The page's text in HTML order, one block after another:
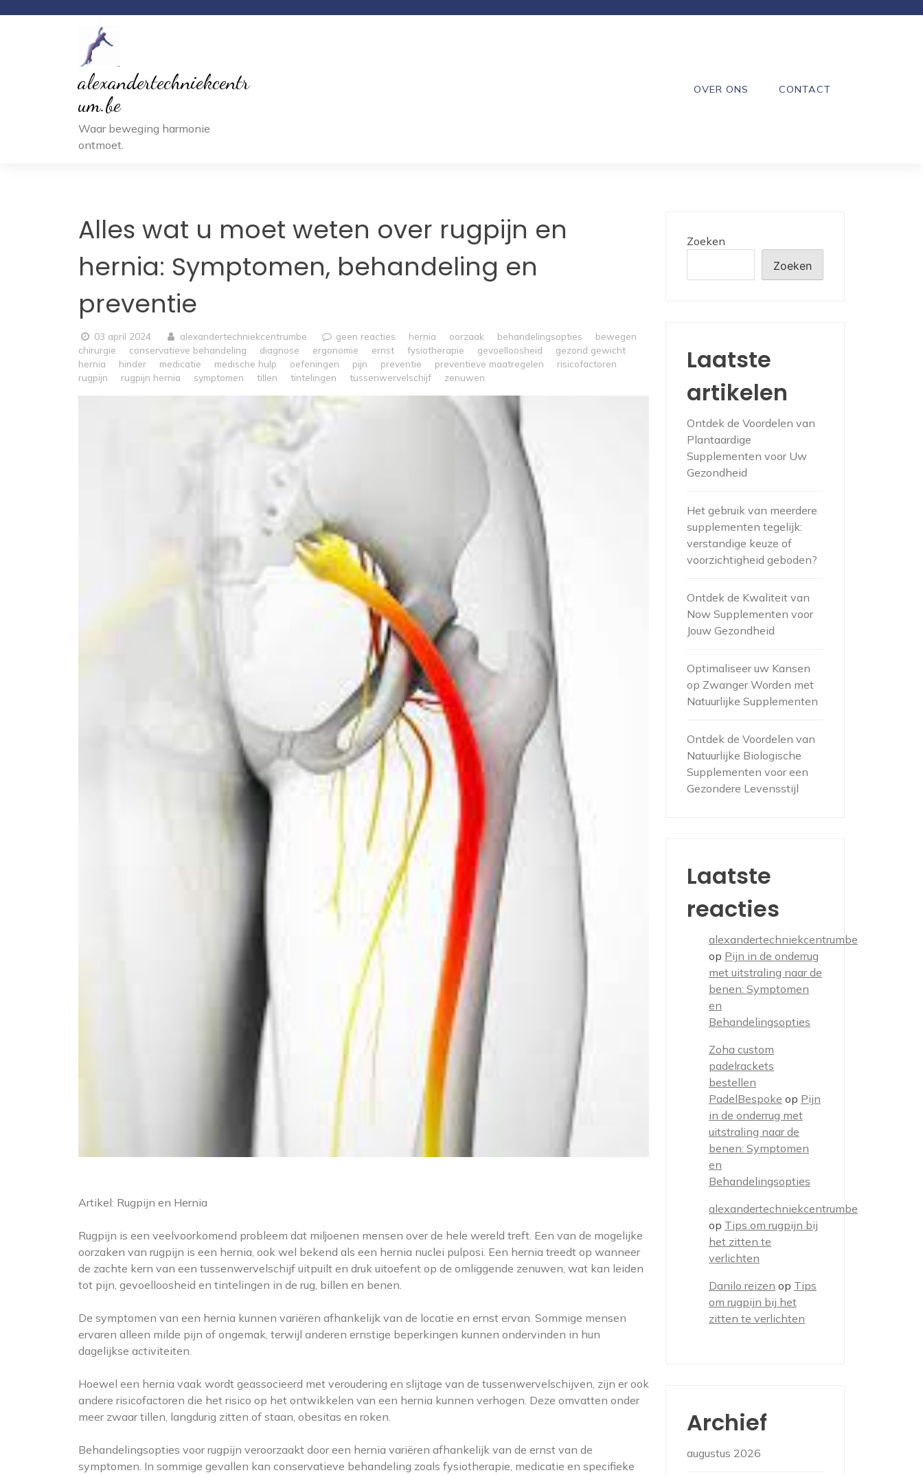
alexandertechniekcentr
um.be
Waar beweging harmonie
ontmoet.
OVER ONS CONTACT
Alles wat u moet weten over rugpijn en
hernia: Symptomen, behandeling en
preventie
03 april 2024 alexandertechniekcentrumbe geen reacties hernia oorzaak behandelingsopties
bewegen
chirurgie
conservatieve behandeling diagnose ergonomie ernst fysiotherapie gevoelloosheid
gezond gewicht
hernia
hinder medicatie medische hulp oefeningen pijn preventie preventieve maatregelen
risicofactoren
rugpijn
rugpijn hernia symptomen tillen tintelingen tussenwervelschijf zenuwen
Artikel: Rugpijn en Hernia
Rugpijn is een veelvoorkomend probleem dat miljoenen mensen over de hele wereld treft. Een van de mogelijke
oorzaken van rugpijn is een hernia, ook wel bekend als een hernia nuclei pulposi. Een hernia treedt op wanneer
de zachte kern van een tussenwervelschijf uitpuilt en druk uitoefent op de omliggende zenuwen, wat kan leiden
tot pijn, gevoelloosheid en tintelingen in de rug, billen en benen.
De symptomen van een hernia kunnen variëren afhankelijk van de locatie en ernst ervan. Sommige mensen
ervaren alleen milde pijn of ongemak, terwijl anderen ernstige beperkingen kunnen ondervinden in hun
dagelijkse activiteiten.
Hoewel een hernia vaak wordt geassocieerd met veroudering en slijtage van de tussenwervelschijven, zijn er ook
andere risicofactoren die het risico op het ontwikkelen van een hernia kunnen verhogen. Deze omvatten onder
meer zwaar tillen, langdurig zitten of staan, obesitas en roken.
Behandelingsopties voor rugpijn veroorzaakt door een hernia variëren afhankelijk van de ernst van de
symptomen. In sommige gevallen kan conservatieve behandeling zoals fysiotherapie, medicatie en specifieke
Zoeken
Zoeken
Laatste
artikelen
Ontdek de Voordelen van
Plantaardige
Supplementen voor Uw
Gezondheid
Het gebruik van meerdere
supplementen tegelijk:
verstandige keuze of
voorzichtigheid geboden?
Ontdek de Kwaliteit van
Now Supplementen voor
Jouw Gezondheid
Optimaliseer uw Kansen
op Zwanger Worden met
Natuurlijke Supplementen
Ontdek de Voordelen van
Natuurlijke Biologische
Supplementen voor een
Gezondere Levensstijl
Laatste
reacties
alexandertechniekcentrumbe
op Pijn in de onderrug
met uitstraling naar de
benen: Symptomen
en
Behandelingsopties
Zoha custom
padelrackets
bestellen
PadelBespoke op Pijn
in de onderrug met
uitstraling naar de
benen: Symptomen
en
Behandelingsopties
alexandertechniekcentrumbe
op Tips om rugpijn bij
het zitten te
verlichten
Danilo reizen op Tips
om rugpijn bij het
zitten te verlichten
Archief
augustus 2026